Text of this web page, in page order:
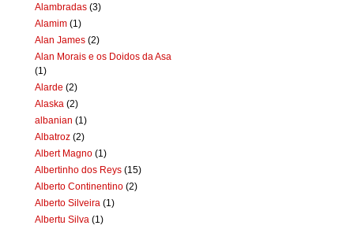
Alambradas (3)
Alamim (1)
Alan James (2)
Alan Morais e os Doidos da Asa
(1)
Alarde (2)
Alaska (2)
albanian (1)
Albatroz (2)
Albert Magno (1)
Albertinho dos Reys (15)
Alberto Continentino (2)
Alberto Silveira (1)
Albertu Silva (1)